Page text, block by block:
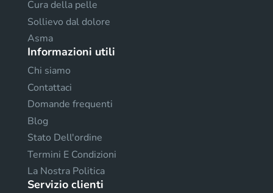
Cura della pelle
Sollievo dal dolore
Asma
Informazioni utili
Chi siamo
Contattaci
Domande frequenti
Blog
Stato Dell'ordine
Termini E Condizioni
La Nostra Politica
Servizio clienti